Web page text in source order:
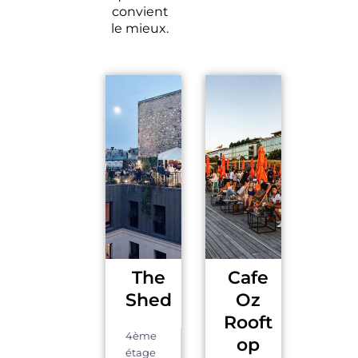
convient
le mieux.
The
Shed
4ème
étage
Cafe
Oz
Rooft
op